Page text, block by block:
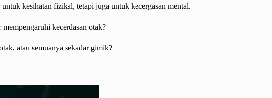
kesihatan fizikal, tetapi juga untuk kecergasan mental.
kecerdasan otak?
atau semuanya sekadar gimik?